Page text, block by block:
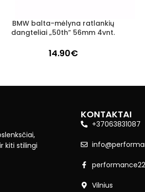
BMW balta-mėlyna ratlankių
dangteliai „50th” 56mm 4vnt.
14.90€
kiti stilingi
KONTAKTAI
+37063831087
Vilnius